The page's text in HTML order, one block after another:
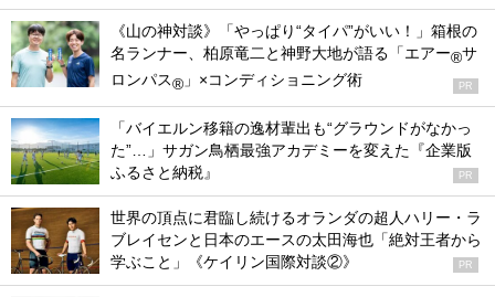
《山の神対談》「やっぱり“タイパ”がいい！」箱根の
名ランナー、柏原竜二と神野大地が語る「エアー®サ
ロンパス® 」×コンディショニング術 PR
「バイエルン移籍の逸材輩出も“グラウンドがなかっ
た”…」サガン鳥栖最強アカデミーを変えた『企業版
ふるさと納税』
PR
世界の頂点に君臨し続けるオランダの超人ハリー・ラ
ブレイセンと日本のエースの太田海也「絶対王者から
学ぶこと」《ケイリン国際対談②》
PR